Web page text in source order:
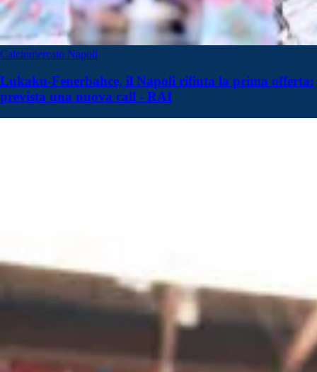
Calciomercato Napoli
Lukaku-Fenerbahce, il Napoli rifiuta la prima offerta:
prevista una nuova call - RAI